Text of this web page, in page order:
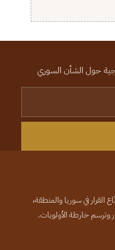
حول الشأن السوري
في سوريا والمنطقة،
وترسم خارطة الأولويات.